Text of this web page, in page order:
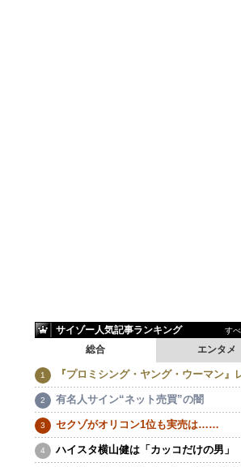
サイゾー人気記事ランキング す
エンタメ
総合
『プロミシング・ヤング・ウーマン』
有名人サイン“ネット売買”の闇
セクゾがオリコン1位も実売は……
ハイスタ横山健は「カッコだけの男」